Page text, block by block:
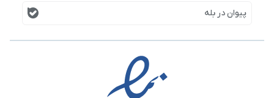
پیوان در بله